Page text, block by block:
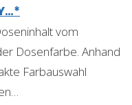
vom
Dosenfarbe. Anhand
Farbauswahl